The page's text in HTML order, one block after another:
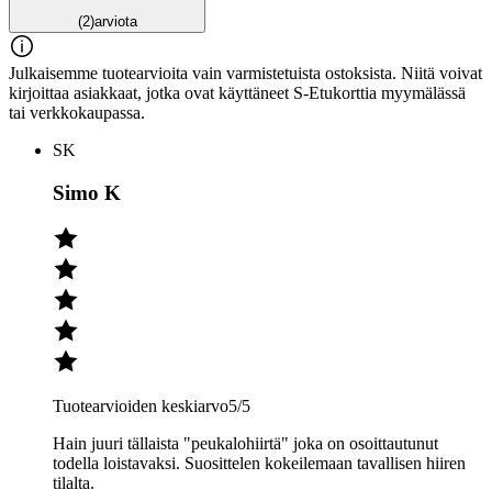
(2)arviota
Julkaisemme tuotearvioita vain varmistetuista ostoksista. Niitä voivat
kirjoittaa asiakkaat, jotka ovat käyttäneet S-Etukorttia myymälässä
tai verkkokaupassa.
SK
Simo K
Tuotearvioiden keskiarvo5/5
Hain juuri tällaista "peukalohiirtä" joka on osoittautunut
todella loistavaksi. Suosittelen kokeilemaan tavallisen hiiren
tilalta.